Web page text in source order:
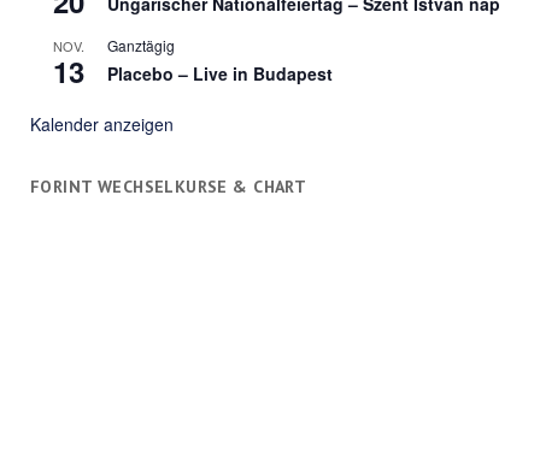
NOV.
13
Ganztägig
Placebo – Live in Budapest
Kalender anzeigen
FORINT WECHSELKURSE & CHART